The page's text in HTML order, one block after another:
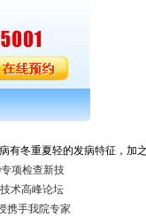
有冬重夏轻的发病特征，加
项检查新技
术高峰论坛
携手我院专家